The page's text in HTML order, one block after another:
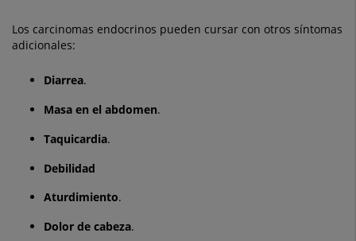
Los carcinomas endocrinos pueden cursar con otros síntomas
adicionales:
Diarrea.
Masa en el abdomen.
Taquicardia.
Debilidad
Aturdimiento.
Dolor de cabeza.